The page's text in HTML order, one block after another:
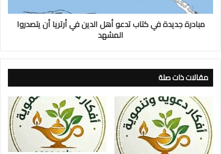
مبادرة جديدة في كتاب تدعو أهل الدين في أرتريا أن يتصدروا
المشهد
مقالات ذات صلة